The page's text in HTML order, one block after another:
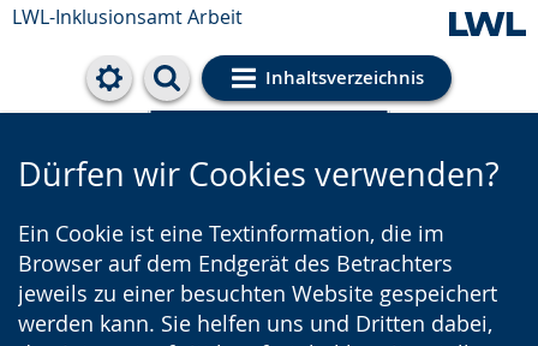
LWL-Inklusionsamt Arbeit
Inhaltsverzeichnis
Cookie-Einstellungen
Dürfen wir Cookies verwenden?
Ein Cookie ist eine Textinformation, die im
Browser auf dem Endgerät des Betrachters
jeweils zu einer besuchten Website gespeichert
werden kann. Sie helfen uns und Dritten dabei,